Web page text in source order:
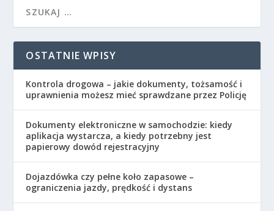
OSTATNIE WPISY
Kontrola drogowa – jakie dokumenty, tożsamość i
uprawnienia możesz mieć sprawdzane przez Policję
Dokumenty elektroniczne w samochodzie: kiedy
aplikacja wystarcza, a kiedy potrzebny jest
papierowy dowód rejestracyjny
Dojazdówka czy pełne koło zapasowe –
ograniczenia jazdy, prędkość i dystans